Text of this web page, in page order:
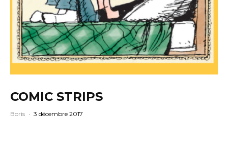
COMIC STRIPS
Boris · 3 décembre 2017